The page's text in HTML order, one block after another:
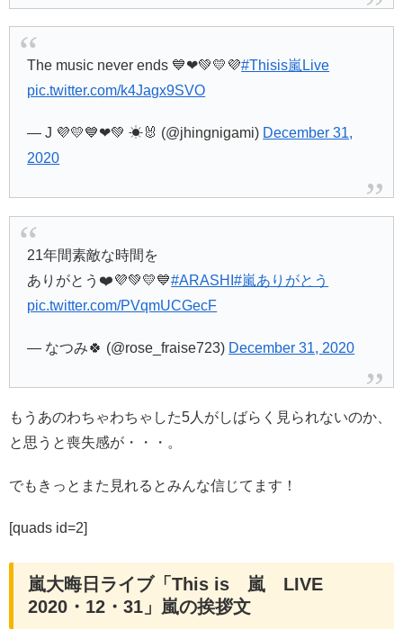
The music never ends 💙❤💚💛💜#Thisis嵐Live
pic.twitter.com/k4Jagx9SVO
— J 💜💛💙❤💚 ☀🐰 (@jhingnigami) December 31,
2020
21年間素敵な時間を
ありがとう❤️💜💚💛💙#ARASHI#嵐ありがとう
pic.twitter.com/PVqmUCGecF
— なつみ🍀 (@rose_fraise723) December 31, 2020
もうあのわちゃわちゃした5人がしばらく見られないのか、
と思うと喪失感が・・・。
でもきっとまた見れるとみんな信じてます！
[quads id=2]
嵐大晦日ライブ「This is 嵐 LIVE
2020・12・31」嵐の挨拶文